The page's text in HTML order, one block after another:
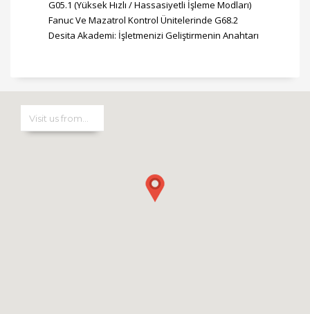
G05.1 (Yüksek Hızlı / Hassasiyetli İşleme Modları)
Fanuc Ve Mazatrol Kontrol Ünitelerinde G68.2
Desita Akademi: İşletmenizi Geliştirmenin Anahtarı